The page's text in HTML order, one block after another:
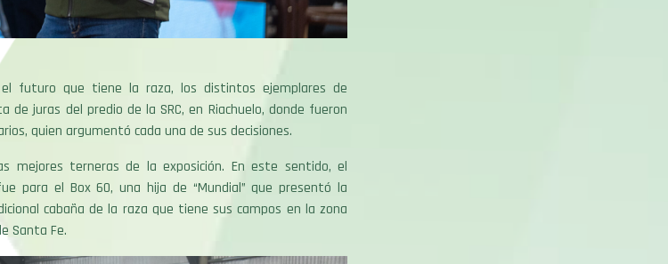
futuro que tiene la raza, los distintos ejemplares de
juras del predio de la SRC, en Riachuelo, donde fueron
quien argumentó cada una de sus decisiones.
mejores terneras de la exposición. En este sentido, el
para el Box 60, una hija de “Mundial” que presentó la
cabaña de la raza que tiene sus campos en la zona
Santa Fe.